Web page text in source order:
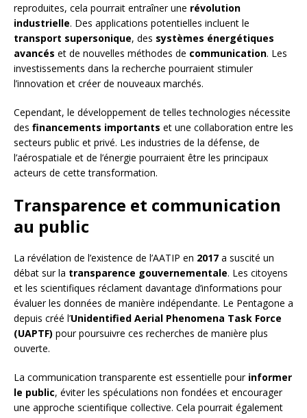
reproduites, cela pourrait entraîner une révolution
industrielle. Des applications potentielles incluent le
transport supersonique, des systèmes énergétiques
avancés et de nouvelles méthodes de communication. Les
investissements dans la recherche pourraient stimuler
l’innovation et créer de nouveaux marchés.
Cependant, le développement de telles technologies nécessite
des financements importants et une collaboration entre les
secteurs public et privé. Les industries de la défense, de
l’aérospatiale et de l’énergie pourraient être les principaux
acteurs de cette transformation.
Transparence et communication
au public
La révélation de l’existence de l’AATIP en 2017 a suscité un
débat sur la transparence gouvernementale. Les citoyens
et les scientifiques réclament davantage d’informations pour
évaluer les données de manière indépendante. Le Pentagone a
depuis créé l’Unidentified Aerial Phenomena Task Force
(UAPTF) pour poursuivre ces recherches de manière plus
ouverte.
La communication transparente est essentielle pour informer
le public, éviter les spéculations non fondées et encourager
une approche scientifique collective. Cela pourrait également